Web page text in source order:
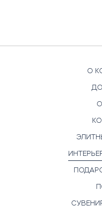
О